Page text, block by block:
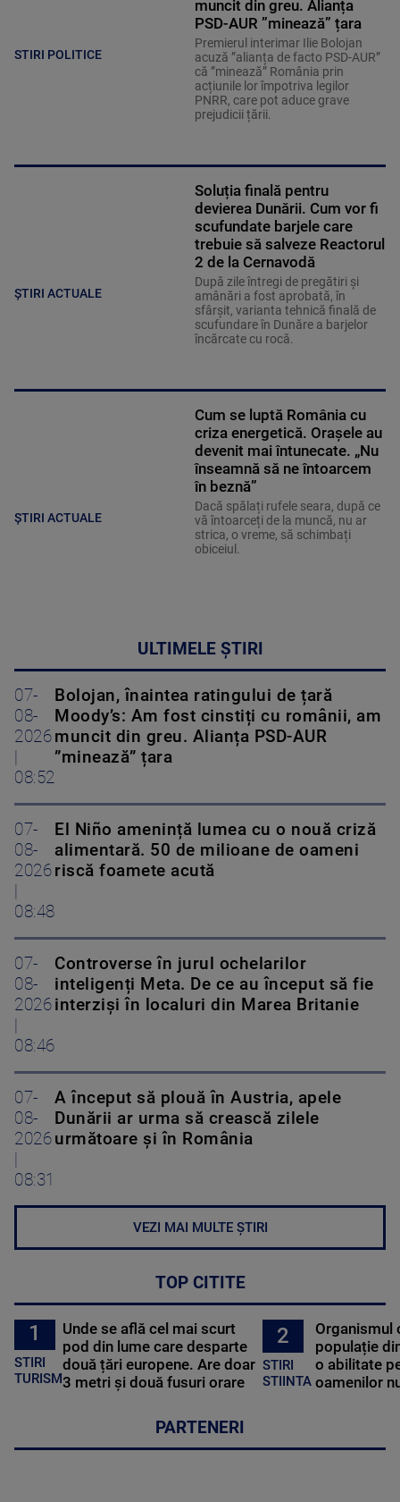
STIRI POLITICE
muncit din greu. Alianța
PSD-AUR ”minează” țara
Premierul interimar Ilie Bolojan
acuză ”alianța de facto PSD-AUR”
că ”minează” România prin
acțiunile lor împotriva legilor
PNRR, care pot aduce grave
prejudicii țării.
ȘTIRI ACTUALE
Soluția finală pentru
devierea Dunării. Cum vor fi
scufundate barjele care
trebuie să salveze Reactorul
2 de la Cernavodă
După zile întregi de pregătiri și
amânări a fost aprobată, în
sfârșit, varianta tehnică finală de
scufundare în Dunăre a barjelor
încărcate cu rocă.
ȘTIRI ACTUALE
Cum se luptă România cu
criza energetică. Orașele au
devenit mai întunecate. „Nu
înseamnă să ne întoarcem
în beznă”
Dacă spălați rufele seara, după ce
vă întoarceți de la muncă, nu ar
strica, o vreme, să schimbați
obiceiul.
ULTIMELE ȘTIRI
07-
08-
2026
|
08:52
Bolojan, înaintea ratingului de țară
Moody’s: Am fost cinstiți cu românii, am
muncit din greu. Alianța PSD-AUR
”minează” țara
07-
08-
2026
|
08:48
El Niño amenință lumea cu o nouă criză
alimentară. 50 de milioane de oameni
riscă foamete acută
07-
08-
2026
|
08:46
Controverse în jurul ochelarilor
inteligenți Meta. De ce au început să fie
interziși în localuri din Marea Britanie
07-
08-
2026
|
08:31
A început să plouă în Austria, apele
Dunării ar urma să crească zilele
următoare și în România
VEZI MAI MULTE ȘTIRI
TOP CITITE
1
STIRI
TURISM
Unde se află cel mai scurt
pod din lume care desparte
două țări europene. Are doar
3 metri și două fusuri orare
2
STIRI
STIINTA
Organismul
populație
o abilitate
oamenilor
PARTENERI